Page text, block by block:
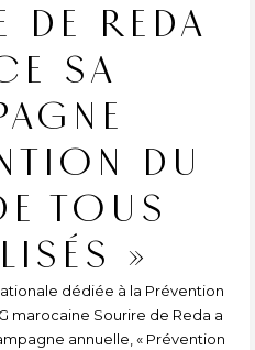
DE REDA
SA
DU
TOUS
»
dédiée à la Prévention
marocaine Sourire de Reda a
annuelle, « Prévention